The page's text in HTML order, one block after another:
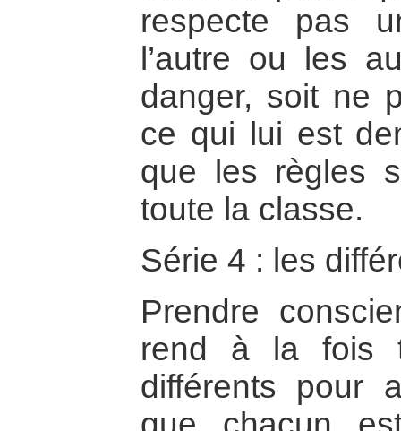
respecte pas
l’autre ou les
danger, soit ne
ce qui lui est
que les règles
toute la classe.
Série 4 : les
Prendre
rend à la fois
différents pour